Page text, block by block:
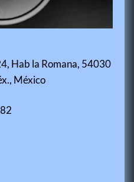
Hab la Romana, 54030
México